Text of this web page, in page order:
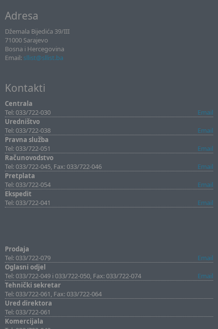
Adresa
Džemala Bijedića 39/III
71000 Sarajevo
Bosna i Hercegovina
Email: sllist@sllist.ba
Kontakti
Centrala
Tel: 033/722-030
Email
Uredništvo
Tel: 033/722-038
Email
Pravna služba
Tel: 033/722-051
Email
Računovodstvo
Tel: 033/722-045, Fax: 033/722-046
Email
Pretplata
Tel: 033/722-054
Email
Ekspedit
Tel: 033/722-041
Email
Prodaja
Tel: 033/722-079
Email
Oglasni odjel
Tel: 033/722-049 i 033/722-050, Fax: 033/722-074
Email
Tehnički sekretar
Tel: 033/722-061, Fax: 033/722-064
Ured direktora
Tel: 033/722-061
Komercijala